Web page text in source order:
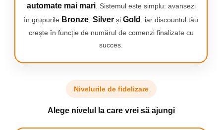
TV, Audio-Video & Foto
Accesorii foto & video
Binocluri
Boxe Portabile
Dispozitive Spionaj
COMODITATE
Designul subtire al husei face posibila folosirea acesteia
independent ca geanta pentru laptop, dar si ca husa in care
punem computerul inainte de a-l pune intr-o geanta sau rucsac.
automate mai mari. Sistemul este simplu: avansezi
în grupurile Bronze Silver și Gold
, iar discountul tău
crește în funcție de numărul de comenzi finalizate cu
succes.
Nivelurile de fidelizare
Alege nivelul la care vrei să ajungi